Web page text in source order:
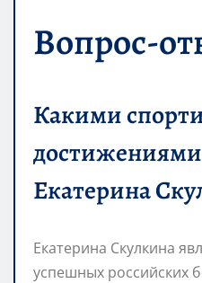
Вопрос-
Какими
достижениями
Екатерина
Екатерина Скулкина
успешных российских